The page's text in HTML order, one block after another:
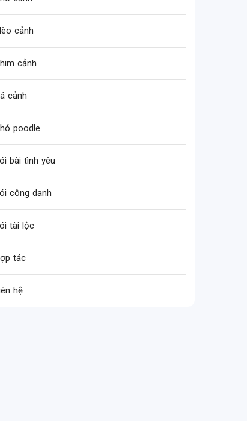
cảnh
cảnh
cảnh
poodle
bài tình yêu
công danh
tài lộc
tác
hệ